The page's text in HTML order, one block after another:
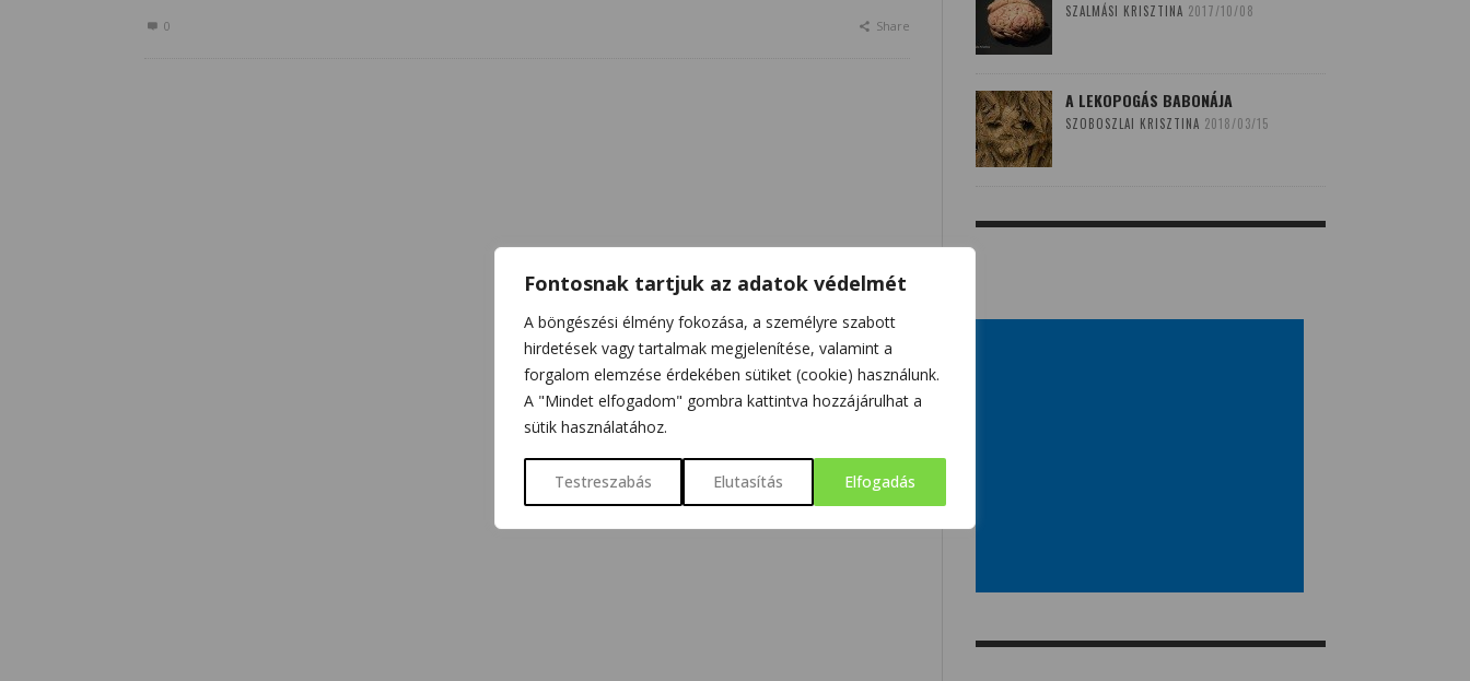
Fontosnak tartjuk az adatok védelmét
A böngészési élmény fokozása, a személyre szabott
hirdetések vagy tartalmak megjelenítése, valamint a
forgalom elemzése érdekében sütiket (cookie) használunk.
A "Mindet elfogadom" gombra kattintva hozzájárulhat a
sütik használatához.
Testreszabás Elutasítás Elfogadás
0 Share
SZALMÁSI KRISZTINA 2017/10/08
A LEKOPOGÁS BABONÁJA
SZOBOSZLAI KRISZTINA 2018/03/15